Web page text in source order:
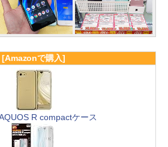
[Amazonで購入]
R compactケース